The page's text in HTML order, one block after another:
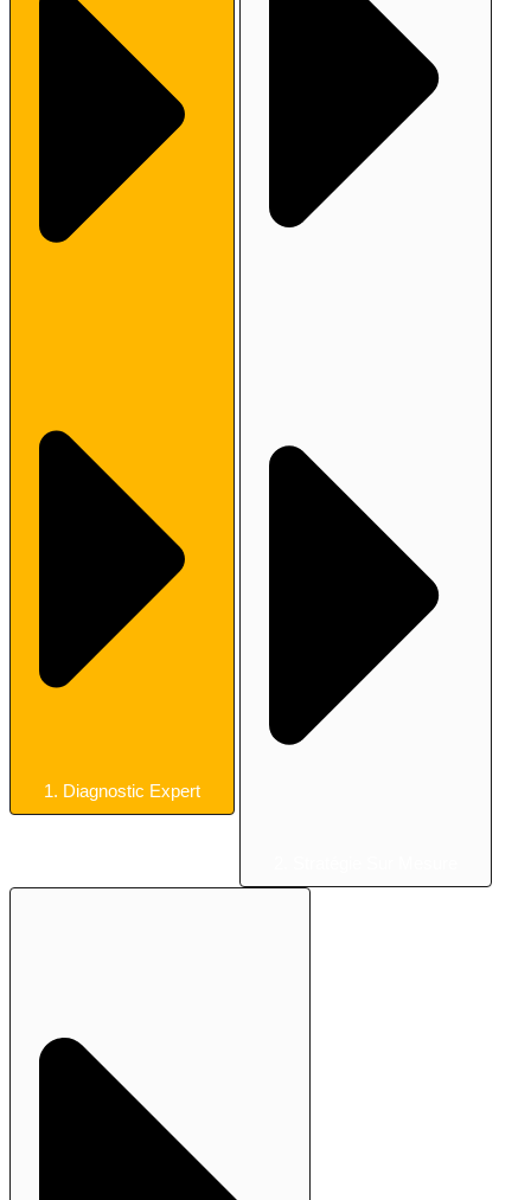
1. Diagnostic Expert